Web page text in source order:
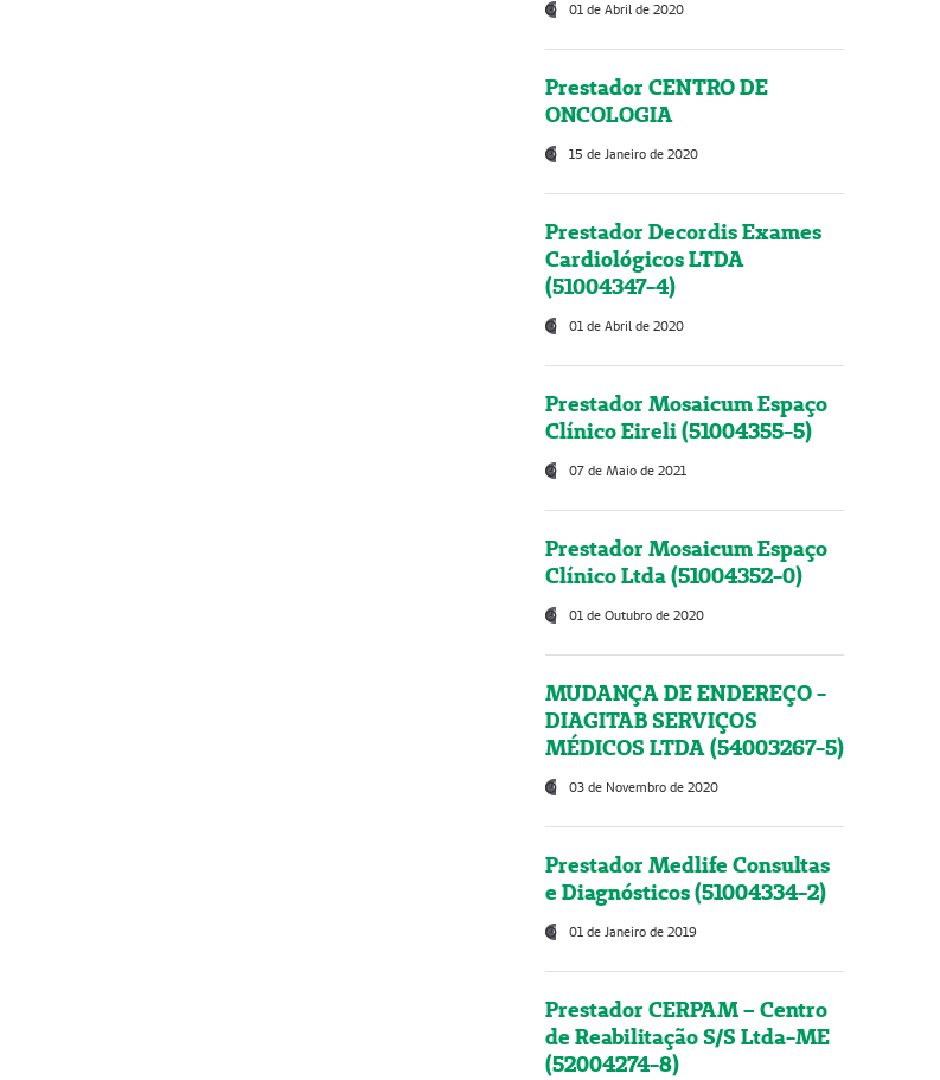
01 de Abril de 2020
Prestador CENTRO DE
ONCOLOGIA
15 de Janeiro de 2020
Prestador Decordis Exames
Cardiológicos LTDA
(51004347-4)
01 de Abril de 2020
Prestador Mosaicum Espaço
Clínico Eireli (51004355-5)
07 de Maio de 2021
Prestador Mosaicum Espaço
Clínico Ltda (51004352-0)
01 de Outubro de 2020
MUDANÇA DE ENDEREÇO -
DIAGITAB SERVIÇOS
MÉDICOS LTDA (54003267-5)
03 de Novembro de 2020
Prestador Medlife Consultas
e Diagnósticos (51004334-2)
01 de Janeiro de 2019
Prestador CERPAM – Centro
de Reabilitação S/S Ltda-ME
(52004274-8)